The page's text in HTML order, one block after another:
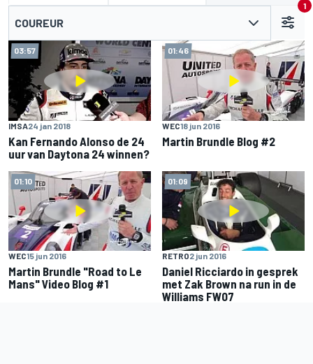
COUREUR
1
03:57
IMSA24 jan 2018
Kan Fernando Alonso de 24
uur van Daytona 24 winnen?
01:46
WEC18 jun 2016
Martin Brundle Blog #2
01:10
WEC15 jun 2016
Martin Brundle "Road to Le
Mans" Video Blog #1
01:09
RETRO2 jun 2016
Daniel Ricciardo in gesprek
met Zak Brown na run in de
Williams FW07